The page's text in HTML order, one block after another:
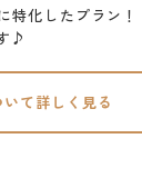
特化したプラン！
♪
て詳しく見る